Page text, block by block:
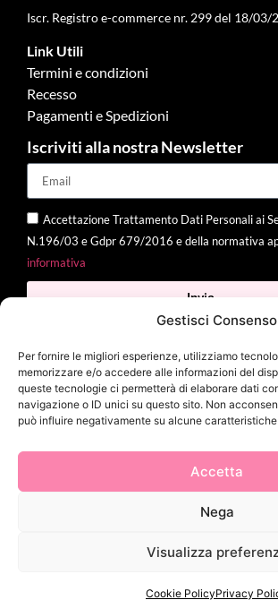
Gestisci Consenso
Per fornire le migliori esperienze, utilizziamo
memorizzare e/o accedere alle informazioni del
queste tecnologie ci permetterà di elaborare dati
navigazione o ID unici su questo sito. Non
può influire negativamente su alcune
Accetta
Nega
Visualizza
Cookie PolicyPrivacy
Iscr. Registro e-commerce nr. 299 del 18/03/
Link Utili
Termini e condizioni
Recesso
Pagamenti e Spedizioni
Iscriviti alla nostra Newsletter
Accettazione Trattamento Dati Personali ai
N.196/03 e Gdpr 679/2016 e della normativa
informativa
Invia
2025 Delì |Privacy Policy|Cookie Policy|
Mina